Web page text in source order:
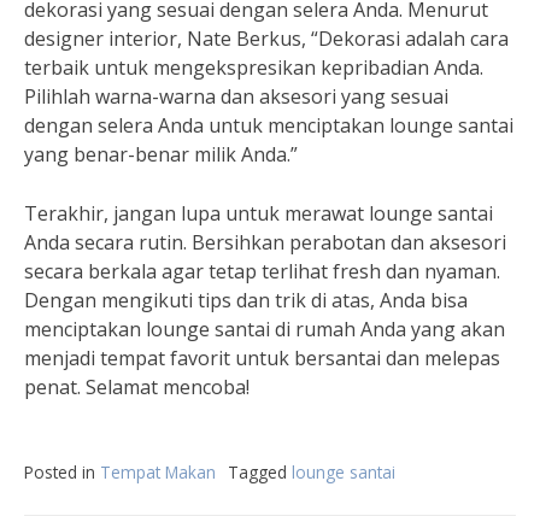
dekorasi yang sesuai dengan selera Anda. Menurut
designer interior, Nate Berkus, “Dekorasi adalah cara
terbaik untuk mengekspresikan kepribadian Anda.
Pilihlah warna-warna dan aksesori yang sesuai
dengan selera Anda untuk menciptakan lounge santai
yang benar-benar milik Anda.”
Terakhir, jangan lupa untuk merawat lounge santai
Anda secara rutin. Bersihkan perabotan dan aksesori
secara berkala agar tetap terlihat fresh dan nyaman.
Dengan mengikuti tips dan trik di atas, Anda bisa
menciptakan lounge santai di rumah Anda yang akan
menjadi tempat favorit untuk bersantai dan melepas
penat. Selamat mencoba!
Posted in Tempat Makan Tagged lounge santai